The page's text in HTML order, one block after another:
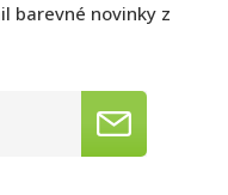
barevné novinky z